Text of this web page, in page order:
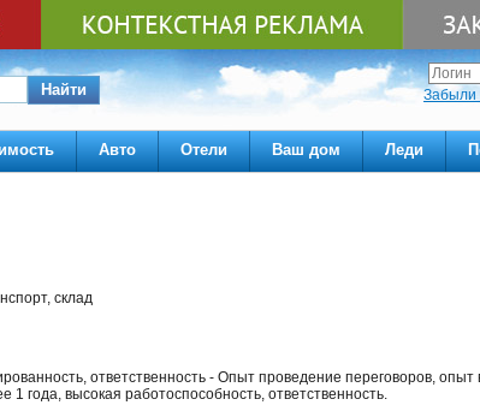
Найти
Забыли
Авто Отели Ваш дом Леди
склад
ответственность - Опыт проведение переговоров, опыт
1 года, высокая работоспособность, ответственность.